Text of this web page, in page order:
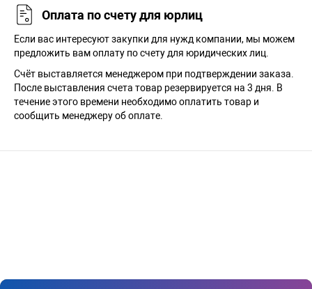
Оплата по счету для юрлиц
Если вас интересуют закупки для нужд компании, мы можем
предложить вам оплату по счету для юридических лиц.
Счёт выставляется менеджером при подтверждении заказа.
После выставления счета товар резервируется на 3 дня. В
течение этого времени необходимо оплатить товар и
сообщить менеджеру об оплате.